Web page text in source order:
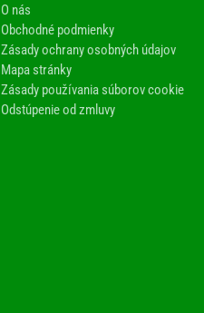
O nás
Obchodné podmienky
Zásady ochrany osobných údajov
Mapa stránky
Zásady používania súborov cookie
Odstúpenie od zmluvy